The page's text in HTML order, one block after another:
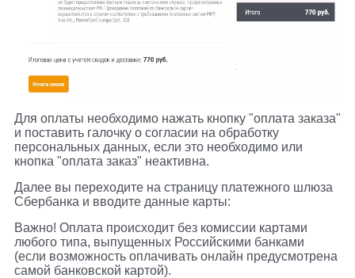
Для оплаты необходимо нажать кнопку "оплата заказа"
и поставить галочку о согласии на обработку
персональных данных, если это необходимо или
кнопка "оплата заказ" неактивна.
Далее вы переходите на страницу платежного шлюза
Сбербанка и вводите данные карты:
Важно! Оплата происходит без комиссии картами
любого типа, выпущенных Российскими банками
(если возможность оплачивать онлайн предусмотрена
самой банковской картой).